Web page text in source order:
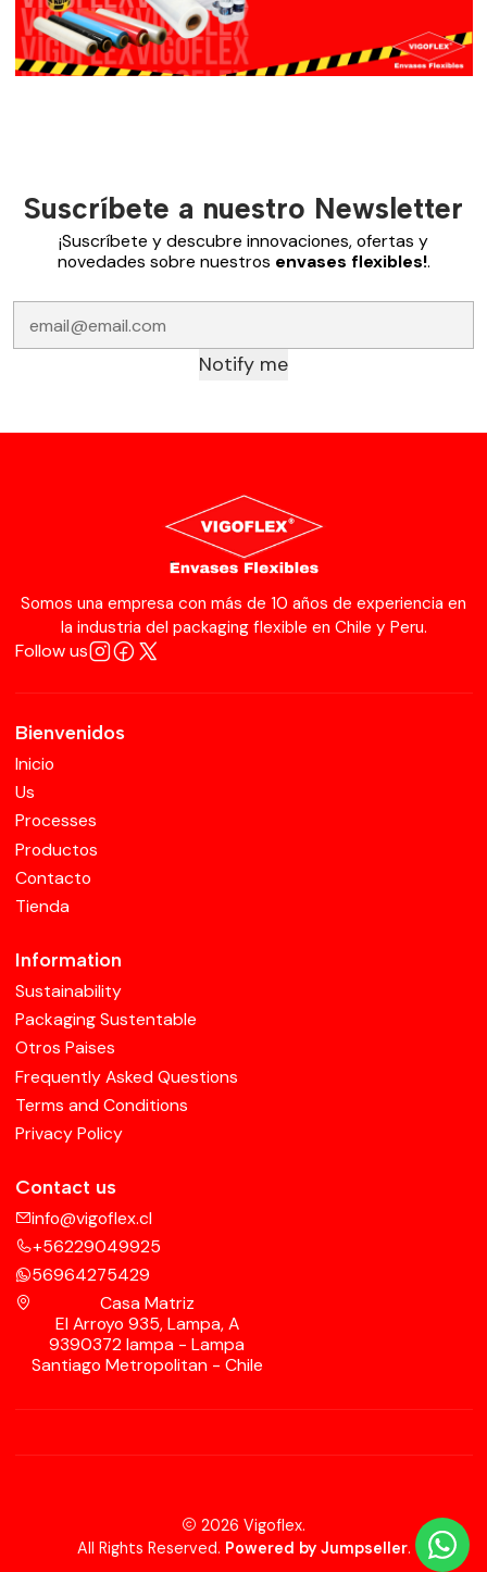
Suscríbete a nuestro Newsletter
¡Suscríbete y descubre innovaciones, ofertas y
novedades sobre nuestros envases flexibles!.
Notify me
Somos una empresa con más de 10 años de experiencia en
la industria del packaging flexible en Chile y Peru.
Follow us
Bienvenidos
Inicio
Us
Processes
Productos
Contacto
Tienda
Information
Sustainability
Packaging Sustentable
Otros Paises
Frequently Asked Questions
Terms and Conditions
Privacy Policy
Contact us
info@vigoflex.cl
+56229049925
56964275429
Casa Matriz
El Arroyo 935, Lampa, A
9390372 lampa - Lampa
Santiago Metropolitan - Chile
2026 Vigoflex.
All Rights Reserved. Powered by Jumpseller.